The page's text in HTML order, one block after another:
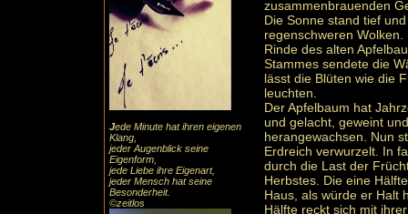
Jede Minute hat ihren eigenen
Klang,
jeder Augenblick seine
Eigenform,
jede Liebe ihre Eigenart,
jeder Mensch hat seine
Besonderheit.
©zeitlos
zusammenbrauenden
Die Sonne stand tief
regenschweren
Rinde des alten
Stammes sendete die
lässt die Blüten wie die
leuchten.
Der Apfelbaum hat
und gelacht, geweint
herangewachsen. Nun
Erdreich verwurzelt. In
durch die Last der
Herbstes. Die eine
Haus, als würde er Halt
Hälfte reckt sich mit